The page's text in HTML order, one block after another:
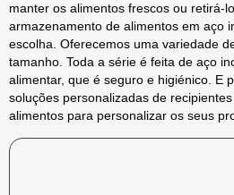
manter os alimentos frescos ou retirá-
armazenamento de alimentos em aço
escolha. Oferecemos uma variedade
tamanho. Toda a série é feita de aço
alimentar, que é seguro e higiénico. E
soluções personalizadas de
alimentos para personalizar os seus